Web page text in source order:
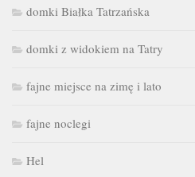
domki Białka Tatrzańska
domki z widokiem na Tatry
fajne miejsce na zimę i lato
fajne noclegi
Hel